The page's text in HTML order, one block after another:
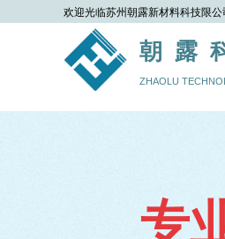
欢迎光临苏州朝露新材料科技限
ZHAOLU
朝 露
专